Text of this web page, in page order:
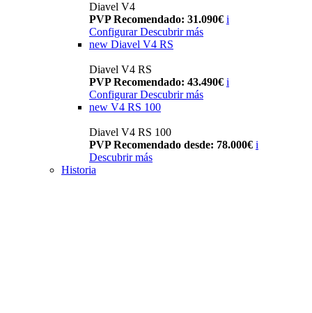
Diavel V4
PVP Recomendado: 31.090€ i
Configurar Descubrir más
new Diavel V4 RS
Diavel V4 RS
PVP Recomendado: 43.490€ i
Configurar Descubrir más
new V4 RS 100
Diavel V4 RS 100
PVP Recomendado desde: 78.000€ i
Descubrir más
Historia